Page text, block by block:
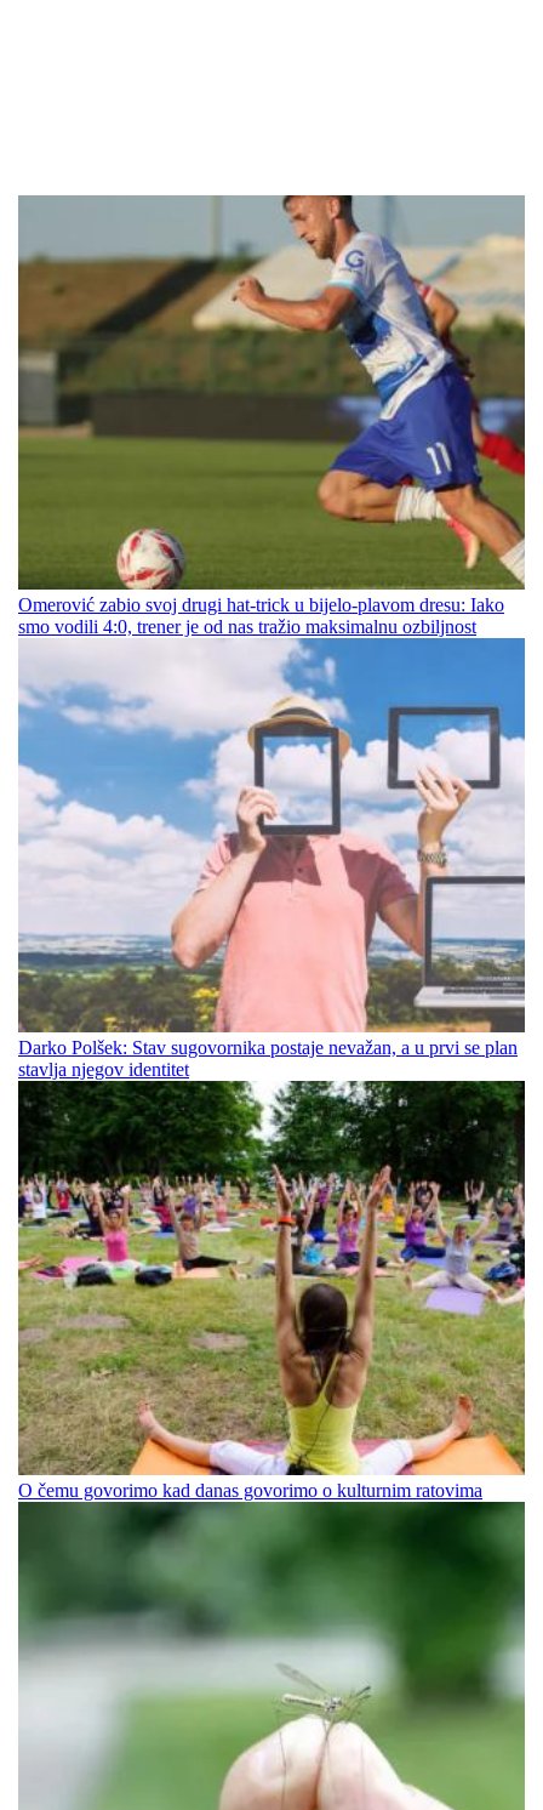
Omerović zabio svoj drugi hat-trick u bijelo-plavom dresu: Iako
smo vodili 4:0, trener je od nas tražio maksimalnu ozbiljnost
Darko Polšek: Stav sugovornika postaje nevažan, a u prvi se plan
stavlja njegov identitet
O čemu govorimo kad danas govorimo o kulturnim ratovima